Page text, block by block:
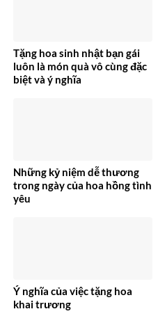
Tặng hoa sinh nhật bạn gái
luôn là món quà vô cùng đặc
biệt và ý nghĩa
Những kỷ niệm dễ thương
trong ngày của hoa hồng tình
yêu
Ý nghĩa của việc tặng hoa
khai trương